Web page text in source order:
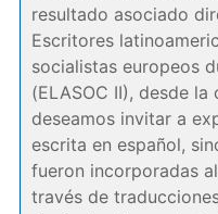
resultado asociado
Escritores
socialistas europeos
(ELASOC II), desde
deseamos invitar a
escrita en español,
fueron incorporadas
través de